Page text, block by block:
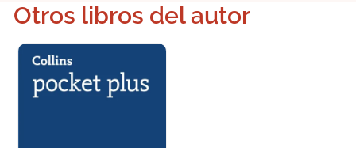
Otros libros del autor